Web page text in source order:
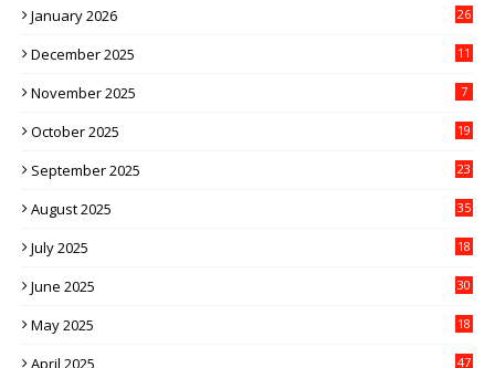
January 2026 26
December 2025 11
November 2025 7
October 2025 19
September 2025 23
August 2025 35
July 2025 18
June 2025 30
May 2025 18
April 2025 47